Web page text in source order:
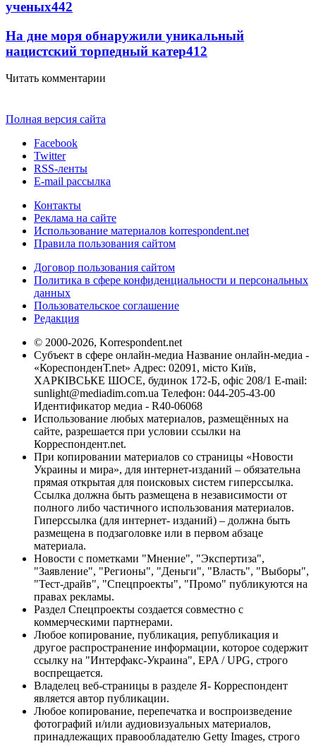
ученых442
На дне моря обнаружили уникальный
нацистский торпедный катер412
Читать комментарии
Полная версия сайта
Facebook
Twitter
RSS-ленты
E-mail рассылка
Контакты
Реклама на сайте
Использование материалов korrespondent.net
Правила пользования сайтом
Договор пользования сайтом
Политика в сфере конфиденциальности и персональных
данных
Пользовательское соглашение
Редакция
© 2000-2026, Korrespondent.net
Субъект в сфере онлайн-медиа Название онлайн-медиа -
«КореспонденТ.net» Адрес: 02091, місто Київ,
ХАРКІВСЬКЕ ШОСЕ, будинок 172-Б, офіс 208/1 E-mail:
sunlight@mediadim.com.ua Телефон: 044-205-43-00
Идентификатор медиа - R40-06068
Использование любых материалов, размещённых на
сайте, разрешается при условии ссылки на
Корреспондент.net.
При копировании материалов со страницы «Новости
Украины и мира», для интернет-изданий – обязательна
прямая открытая для поисковых систем гиперссылка.
Ссылка должна быть размещена в независимости от
полного либо частичного использования материалов.
Гиперссылка (для интернет- изданий) – должна быть
размещена в подзаголовке или в первом абзаце
материала.
Новости с пометками "Мнение", "Экспертиза",
"Заявление", "Регионы", "Деньги", "Власть", "Выборы",
"Тест-драйв", "Спецпроекты", "Промо" публикуются на
правах рекламы.
Раздел Спецпроекты создается совместно с
коммерческими партнерами.
Любое копирование, публикация, републикация и
другое распространение информации, которое содержит
ссылку на "Интерфакс-Украина", EPA / UPG, строго
воспрещается.
Владелец веб-страницы в разделе Я- Корреспондент
является автор публикации.
Любое копирование, перепечатка и воспроизведение
фотографий и/или аудиовизуальных материалов,
принадлежащих правообладателю Getty Images, строго